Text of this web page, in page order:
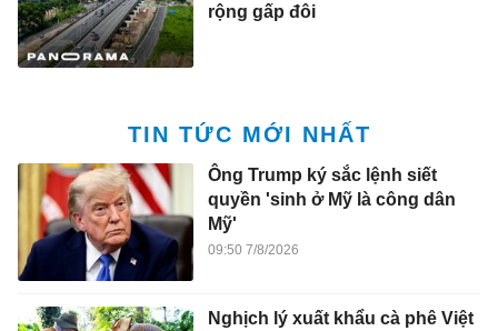
rộng gấp đôi
TIN TỨC MỚI NHẤT
Ông Trump ký sắc lệnh siết
quyền 'sinh ở Mỹ là công dân
Mỹ'
09:50 7/8/2026
Nghịch lý xuất khẩu cà phê Việt